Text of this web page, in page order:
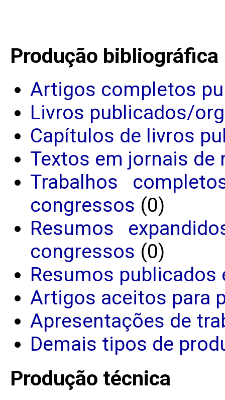
Produção bibliográfica
Artigos completos
Livros publicados/
Capítulos de livros
Textos em jornais
Trabalhos
congressos (0)
Resumos
congressos (0)
Resumos
Artigos aceitos para
Apresentações de
Demais tipos de
Produção técnica